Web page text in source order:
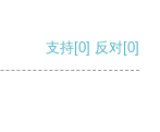
支持[0] 反对[0]